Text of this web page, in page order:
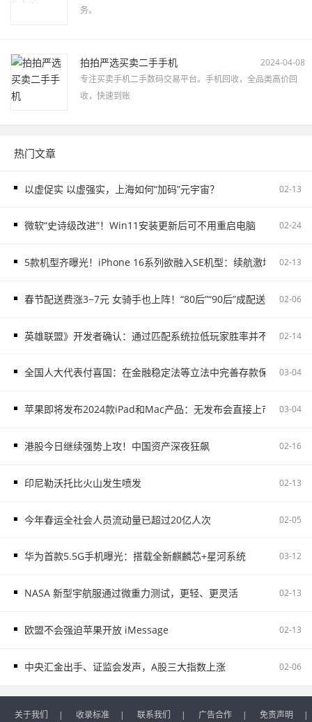
务。
拍拍严选买卖二手手机
2024-04-08
专注买卖手机二手数码交易平台。手机回收，全品类高价回
收，快速到账
热门文章
以虚促实 以虚强实，上海如何“加码”元宇宙？ 02-13
微软“史诗级改进”！Win11安装更新后可不用重启电脑 02-24
5款机型齐曝光！iPhone 16系列欲融入SE机型：续航激增、8G内
02-13
春节配送费涨3−7元 女骑手也上阵！“80后”“90后”成配送主力02-06
英雄联盟》开发者确认：通过匹配系统拉低玩家胜率并不存在02-14
全国人大代表付喜国：在金融稳定法等立法中完善存款保险制度
03-04
苹果即将发布2024款iPad和Mac产品：无发布会直接上市 03-04
港股今日继续强势上攻！中国资产深夜狂飙 02-16
印尼勒沃托比火山发生喷发 02-13
今年春运全社会人员流动量已超过20亿人次 02-05
华为首款5.5G手机曝光：搭载全新麒麟芯+星河系统 03-12
NASA 新型宇航服通过微重力测试，更轻、更灵活 02-13
欧盟不会强迫苹果开放 iMessage 02-13
中央汇金出手、证监会发声，A股三大指数上涨 02-06
关于我们 | 收录标准 | 联系我们 | 广告合作 | 免责声明 |